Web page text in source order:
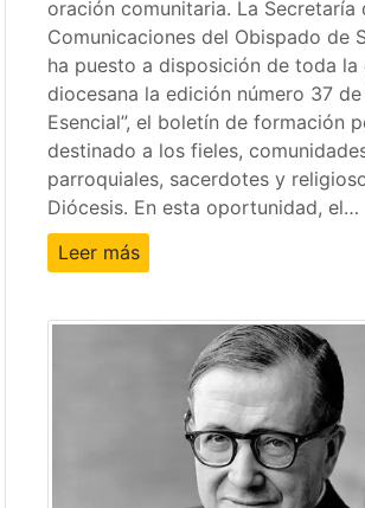
oración comunitaria. La Secretaría
Comunicaciones del Obispado de
ha puesto a disposición de toda la
diocesana la edición número 37
Esencial”, el boletín de formación
destinado a los fieles,
parroquiales, sacerdotes y
Diócesis. En esta oportunidad, el…
Leer más